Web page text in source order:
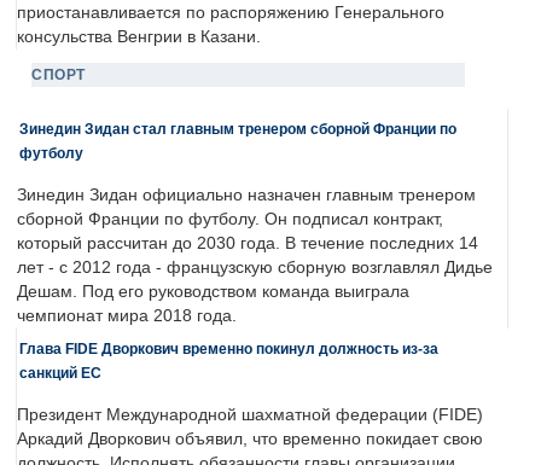
приостанавливается по распоряжению Генерального
консульства Венгрии в Казани.
СПОРТ
Зинедин Зидан стал главным тренером сборной Франции по
футболу
Зинедин Зидан официально назначен главным тренером
сборной Франции по футболу. Он подписал контракт,
который рассчитан до 2030 года. В течение последних 14
лет - с 2012 года - французскую сборную возглавлял Дидье
Дешам. Под его руководством команда выиграла
чемпионат мира 2018 года.
Глава FIDE Дворкович временно покинул должность из-за
санкций ЕС
Президент Международной шахматной федерации (FIDE)
Аркадий Дворкович объявил, что временно покидает свою